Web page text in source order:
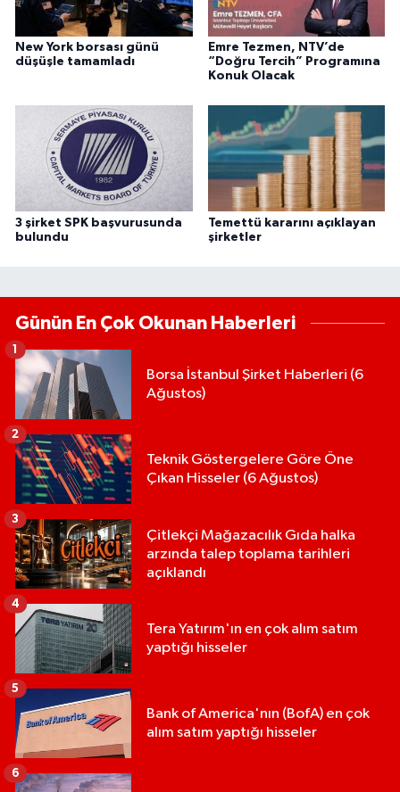
New York borsası günü
düşüşle tamamladı
Emre Tezmen, NTV’de
“Doğru Tercih” Programına
Konuk Olacak
3 şirket SPK başvurusunda
bulundu
Temettü kararını açıklayan
şirketler
Günün En Çok Okunan Haberleri
Borsa İstanbul Şirket Haberleri (6
Ağustos)
1
Teknik Göstergelere Göre Öne
Çıkan Hisseler (6 Ağustos)
2
Çitlekçi Mağazacılık Gıda halka
arzında talep toplama tarihleri
açıklandı
3
Tera Yatırım'ın en çok alım satım
yaptığı hisseler
4
Bank of America'nın (BofA) en çok
alım satım yaptığı hisseler
5
6